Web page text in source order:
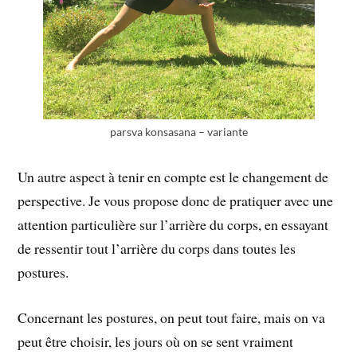
parsva konsasana – variante
Un autre aspect à tenir en compte est le changement de
perspective. Je vous propose donc de pratiquer avec une
attention particulière sur l’arrière du corps, en essayant
de ressentir tout l’arrière du corps dans toutes les
postures.
Concernant les postures, on peut tout faire, mais on va
peut être choisir, les jours où on se sent vraiment